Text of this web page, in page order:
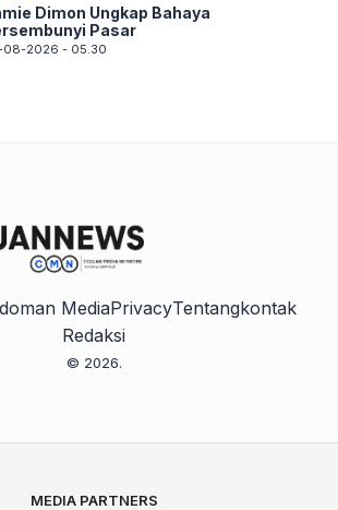
Dimon Ungkap Bahaya
Pasar
08-2026 - 05.30
MediaPrivacyTentangkontak
Redaksi
© 2026.
MEDIA PARTNERS